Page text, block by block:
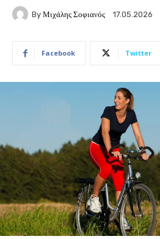
By Μιχάλης Σοφιανός 17.05.2026
Facebook Twitter